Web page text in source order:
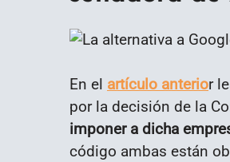
En el artículo anterior
por la decisión de la
imponer a dicha
código ambas están